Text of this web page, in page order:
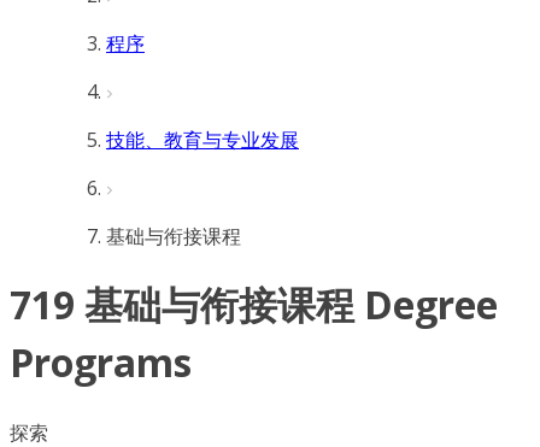
程序
技能、教育与专业发展
基础与衔接课程
719 基础与衔接课程 Degree
Programs
探索